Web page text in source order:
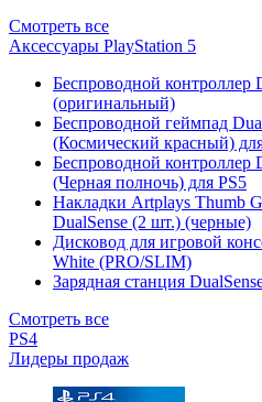
Смотреть все
Аксессуары PlayStation 5
Беспроводной контроллер
(оригинальный)
Беспроводной геймпад
(Космический красный)
Беспроводной контроллер
(Черная полночь) для PS5
Накладки Artplays Thumb
DualSense (2 шт.) (черные)
Дисковод для игровой
White (PRO/SLIM)
Зарядная станция
Смотреть все
PS4
Лидеры продаж